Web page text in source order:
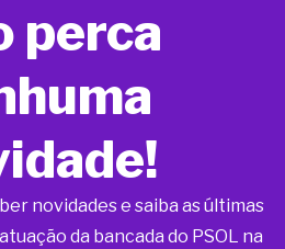
perca
novidades e saiba as últimas
da bancada do PSOL na